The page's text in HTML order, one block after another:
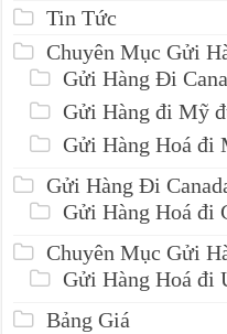
Tin Tức
Chuyên Mục Gửi
Gửi Hàng Đi
Gửi Hàng đi Mỹ
Gửi Hàng Hoá đi
Gửi Hàng Đi
Gửi Hàng Hoá đi
Chuyên Mục Gửi
Gửi Hàng Hoá đi
Bảng Giá